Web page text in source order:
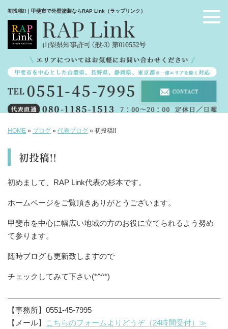
初投稿!!｜甲斐市で外壁塗装ならRAP Link（ラップリンク）
HOME » ブログ » 代表ブログ » 初投稿!!
初投稿!!
初めまして、RAP Link代表の杉本です。
ホームページをご覧頂きありがとうございます。
甲斐市を中心に幅広い地域の方のお役に立てられるよう努め
て参ります。
随時ブログも更新致しますので
チェックしてみて下さい(*^^*)
【事務所】0551-45-7995
【メール】
こちらのフォームよりどうぞ（24時間受付）≫